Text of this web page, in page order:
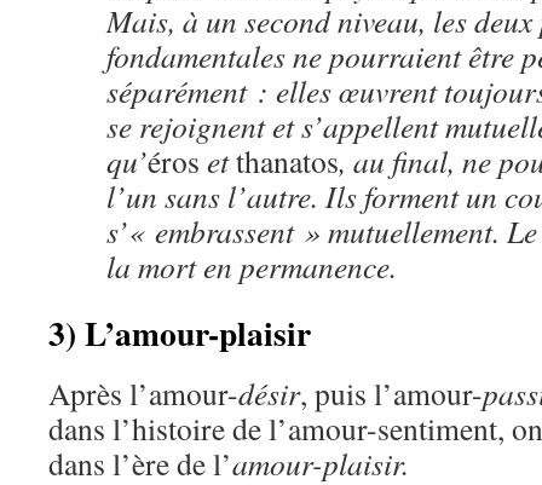
Mais, à un second niveau, les
fondamentales ne pourraient être
séparément : elles œuvrent
se rejoignent et s’appellent
qu’éros etthanatos, au final, ne
l’un sans l’autre. Ils forment un
s’« embrassent » mutuellement.
la mort en permanence.
3) L’amour-plaisir
Après l’amour-désir, puis l’amour-
dans l’histoire de l’amour-sentiment,
dans l’ère de l’amour-plaisir.